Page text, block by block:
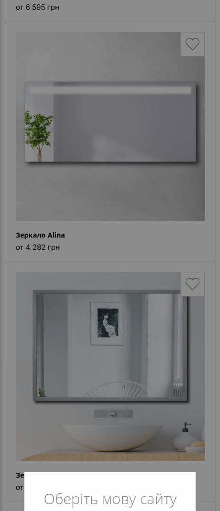
Оберіть мову сайту
от 6 595 грн
Зеркало Alina
от 4 282 грн
Зеркало alu 001
от